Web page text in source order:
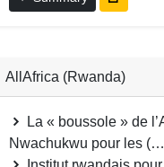
AllAfrica (Rwanda)
La « boussole » de
Nwachukwu pour les